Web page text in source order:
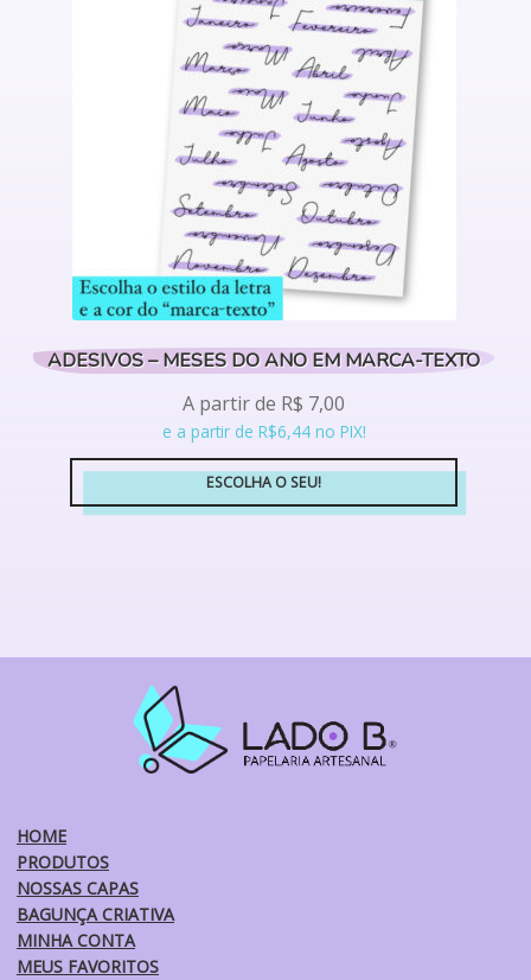
As
opções
podem
ser
escolhidas
na
página
do
produto
ADESIVOS – MESES DO ANO EM MARCA-TEXTO
A partir de R$ 7,00
e a partir de R$6,44 no PIX!
ESCOLHA O SEU!
Este
As
ser
escolhidas
HOME
PRODUTOS
NOSSAS CAPAS
BAGUNÇA CRIATIVA
MINHA CONTA
MEUS FAVORITOS